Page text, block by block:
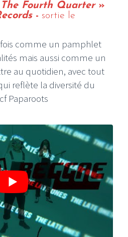
The Fourth Quarter»
- sortie le
fois comme un pamphlet
mais aussi comme un
au quotidien, avec tout
reflète la diversité du
Paparoots